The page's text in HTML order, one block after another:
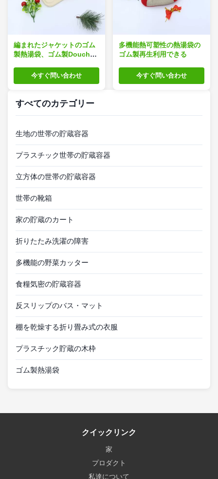
編まれたジャケットのゴム
製熱湯袋、ゴム製Douche
今すぐ問い合わせ
多機能熱可塑性の熱湯袋の
ゴム製再生利用できる
今すぐ問い合わせ
すべてのカテゴリー
生地の世帯の貯蔵容器
プラスチック世帯の貯蔵容器
立方体の世帯の貯蔵容器
世帯の靴箱
家の貯蔵のカート
折りたたみ洗濯の障害
多機能の野菜カッター
食糧気密の貯蔵容器
反スリップのバス・マット
棚を乾燥する折り畳み式の衣服
プラスチック貯蔵の木枠
ゴム製熱湯袋
クイックリンク
家
プロダクト
私達について